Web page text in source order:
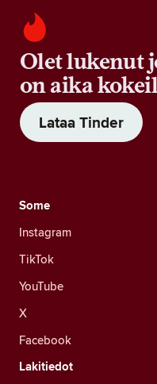
Olet lukenut
on aika
Lataa Tinder
Some
Instagram
TikTok
YouTube
X
Facebook
Lakitiedot